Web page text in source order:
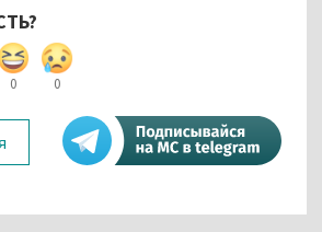
0 0